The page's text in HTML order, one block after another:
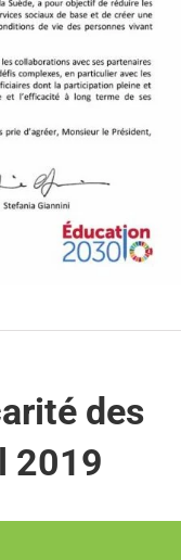
des
2019